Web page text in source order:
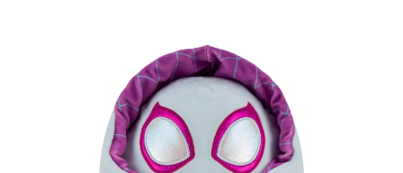
Hypopressiv trening
The Housemaid